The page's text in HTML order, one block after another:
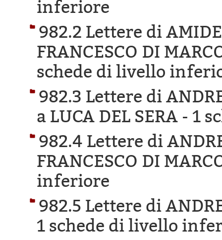
inferiore
982.2 Lettere di
FRANCESCO DI
schede di livello
982.3 Lettere di
a LUCA DEL SERA - 1
982.4 Lettere di
FRANCESCO DI
inferiore
982.5 Lettere di
1 schede di livello